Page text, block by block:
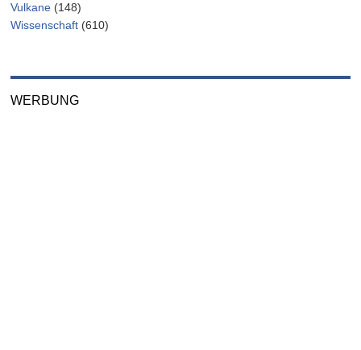
Vulkane (148)
Wissenschaft (610)
WERBUNG